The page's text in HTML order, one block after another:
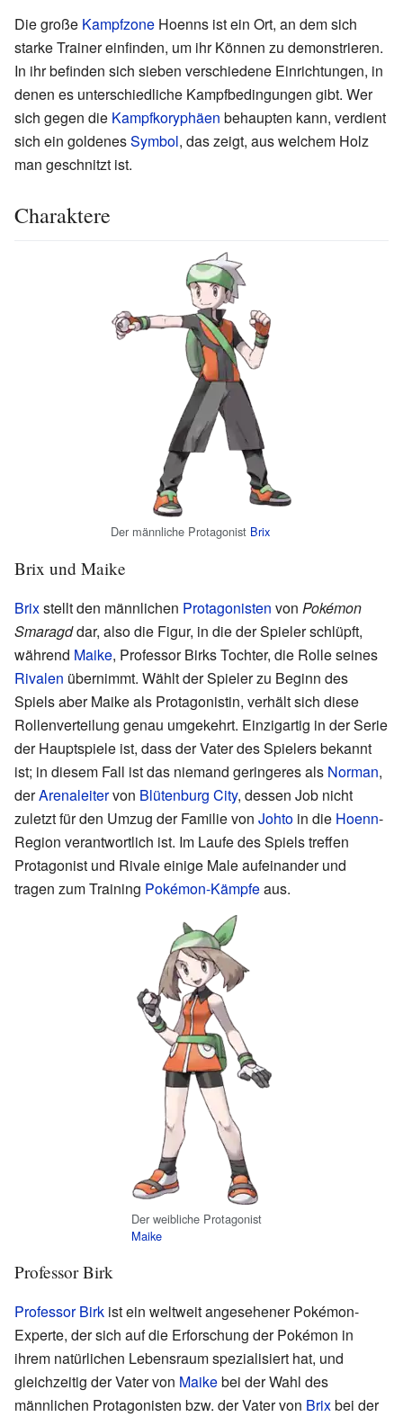
Die große Kampfzone Hoenns ist ein Ort, an dem sich
starke Trainer einfinden, um ihr Können zu demonstrieren.
In ihr befinden sich sieben verschiedene Einrichtungen, in
denen es unterschiedliche Kampfbedingungen gibt. Wer
sich gegen die Kampfkoryphäen behaupten kann, verdient
sich ein goldenesSymbol, das zeigt, aus welchem Holz
man geschnitzt ist.
Charaktere
Der männliche Protagonist Brix
Brix und Maike
Brixstellt den männlichen Protagonisten von Pokémon
Smaragddar, also die Figur, in die der Spieler schlüpft,
während Maike, Professor Birks Tochter, die Rolle seines
Rivalen übernimmt. Wählt der Spieler zu Beginn des
Spiels aber Maike als Protagonistin, verhält sich diese
Rollenverteilung genau umgekehrt. Einzigartig in der Serie
der Hauptspiele ist, dass der Vater des Spielers bekannt
ist; in diesem Fall ist das niemand geringeres als Norman,
derArenaleitervon Blütenburg City, dessen Job nicht
zuletzt für den Umzug der Familie von Johto in die Hoenn-
Region verantwortlich ist. Im Laufe des Spiels treffen
Protagonist und Rivale einige Male aufeinander und
tragen zum Training Pokémon-Kämpfeaus.
Der weibliche Protagonist
Maike
Professor Birk
Professor Birk ist ein weltweit angesehener Pokémon-
Experte, der sich auf die Erforschung der Pokémon in
ihrem natürlichen Lebensraum spezialisiert hat, und
gleichzeitig der Vater von Maikebei der Wahl des
männlichen Protagonisten bzw. der Vater von Brixbei der